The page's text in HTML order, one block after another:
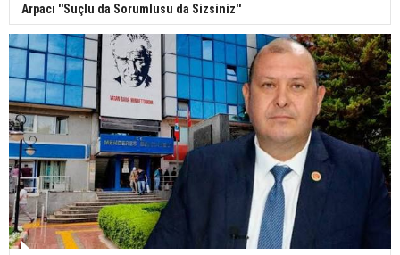
Arpacı ''Suçlu da Sorumlusu da Sizsiniz''